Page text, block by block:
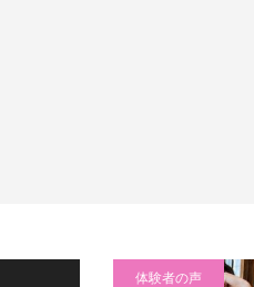
る方
体験者の声